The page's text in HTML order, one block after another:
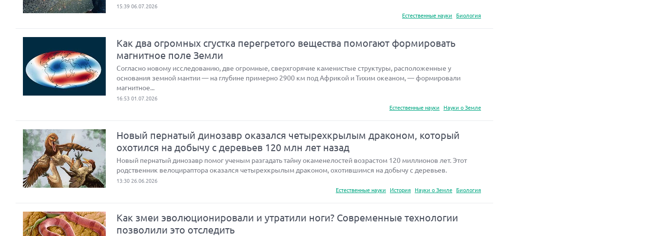
15:39 06.07.2026
Естественные науки
Биология
Как два огромных сгустка перегретого вещества помогают формировать
магнитное поле Земли
Согласно новому исследованию, две огромные, сверхгорячие каменистые структуры, расположенные у
основания земной мантии — на глубине примерно 2900 км под Африкой и Тихим океаном, — формировали
магнитное...
16:53 01.07.2026
Естественные науки
Науки о Земле
Новый пернатый динозавр оказался четырехкрылым драконом, который
охотился на добычу с деревьев 120 млн лет назад
Новый пернатый динозавр помог ученым разгадать тайну окаменелостей возрастом 120 миллионов лет. Этот
родственник велоцираптора оказался четырехкрылым драконом, охотившимся на добычу с деревьев.
13:30 26.06.2026
Естественные науки
История Науки о Земле Биология
Как змеи эволюционировали и утратили ноги? Современные технологии
позволили это отследить